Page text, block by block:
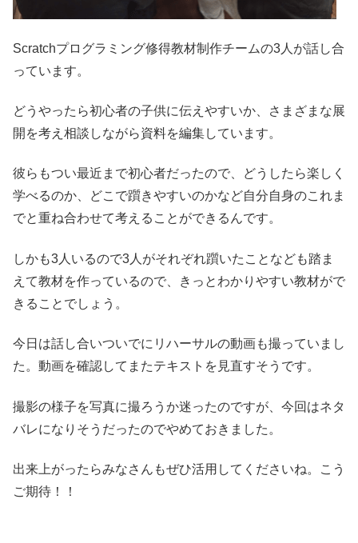
Scratchプログラミング修得教材制作チームの3人が話し合
っています。
どうやったら初心者の子供に伝えやすいか、さまざまな展
開を考え相談しながら資料を編集しています。
彼らもつい最近まで初心者だったので、どうしたら楽しく
学べるのか、どこで躓きやすいのかなど自分自身のこれま
でと重ね合わせて考えることができるんです。
しかも3人いるので3人がそれぞれ躓いたことなども踏ま
えて教材を作っているので、きっとわかりやすい教材がで
きることでしょう。
今日は話し合いついでにリハーサルの動画も撮っていまし
た。動画を確認してまたテキストを見直すそうです。
撮影の様子を写真に撮ろうか迷ったのですが、今回はネタ
バレになりそうだったのでやめておきました。
出来上がったらみなさんもぜひ活用してくださいね。こう
ご期待！！